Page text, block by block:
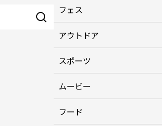
フェス
アウトドア
スポーツ
ムービー
フード